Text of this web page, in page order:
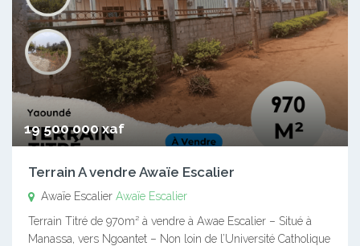
19 500 000 xaf
Terrain A vendre Awaïe Escalier
Awaïe Escalier Awaïe Escalier
Terrain Titré de 970m² à vendre à Awae Escalier – Situé à
Manassa, vers Ngoantet – Non loin de l’Université Catholique